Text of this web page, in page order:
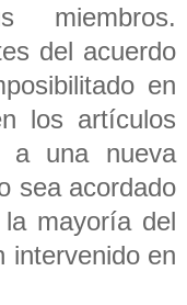
del acuerdo
en
los artículos
a una nueva
sea acordado
mayoría del
intervenido en